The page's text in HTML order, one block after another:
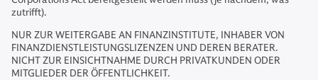
zutrifft).
NUR ZUR WEITERGABE AN FINANZINSTITUTE, INHABER VON
FINANZDIENSTLEISTUNGSLIZENZEN UND DEREN BERATER.
NICHT ZUR EINSICHTNAHME DURCH PRIVATKUNDEN ODER
MITGLIEDER DER ÖFFENTLICHKEIT.